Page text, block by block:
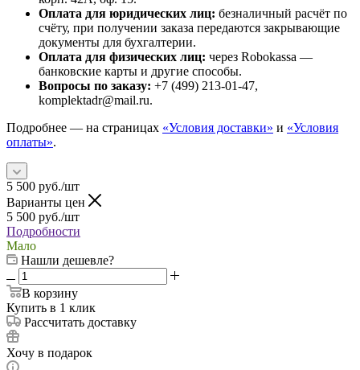
Оплата для юридических лиц: безналичный расчёт по
счёту, при получении заказа передаются закрывающие
документы для бухгалтерии.
Оплата для физических лиц: через Robokassa —
банковские карты и другие способы.
Вопросы по заказу: +7 (499) 213-01-47,
komplektadr@mail.ru.
Подробнее — на страницах «Условия доставки» и «Условия
оплаты».
5 500 руб./шт
Варианты цен
5 500 руб./шт
Подробности
Мало
Нашли дешевле?
В корзину
Купить в 1 клик
Рассчитать доставку
Хочу в подарок